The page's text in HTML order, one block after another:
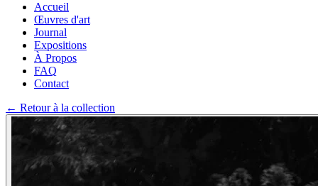
Accueil
Œuvres d'art
Journal
Expositions
À Propos
FAQ
Contact
← Retour à la collection